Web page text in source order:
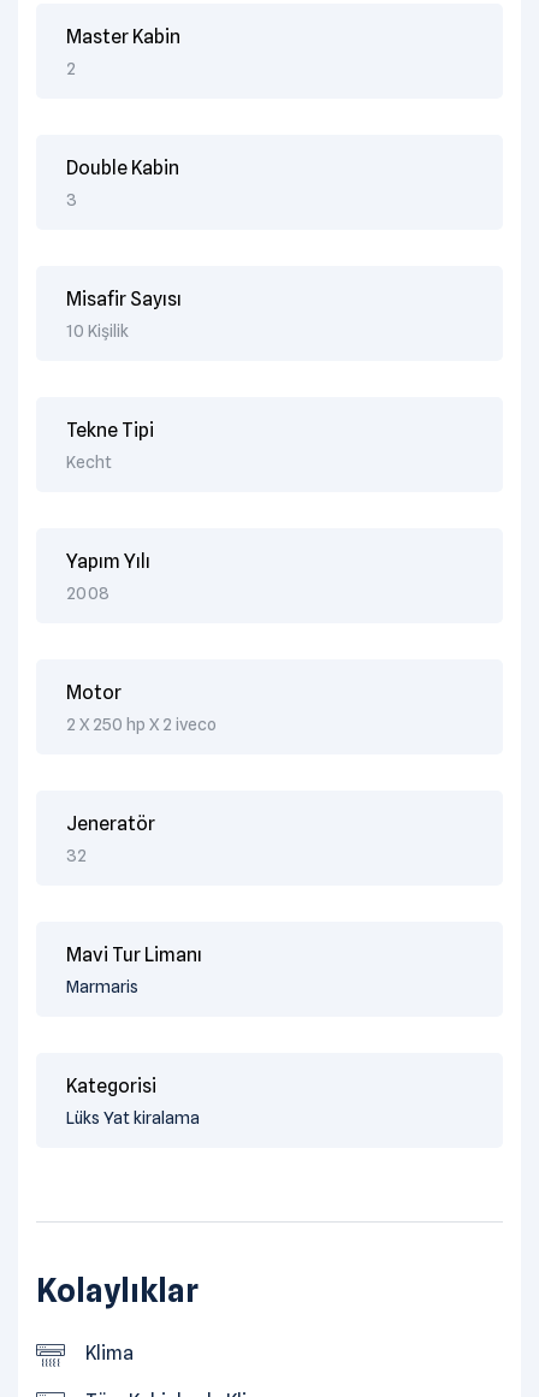
Master Kabin
2
Double Kabin
3
Misafir Sayısı
10 Kişilik
Tekne Tipi
Kecht
Yapım Yılı
2008
Motor
2 X 250 hp X 2 iveco
Jeneratör
32
Mavi Tur Limanı
Marmaris
Kategorisi
Lüks Yat kiralama
Kolaylıklar
Klima